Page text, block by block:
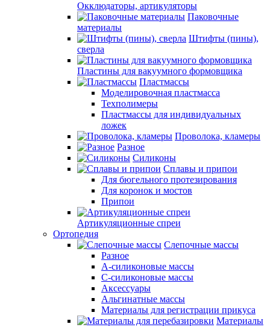
Окклюдаторы, артикуляторы
Паковочные
материалы
Штифты (пины),
сверла
Пластины для вакуумного формовщика
Пластмассы
Моделировочная пластмасса
Техполимеры
Пластмассы для индивидуальных
ложек
Проволока, кламеры
Разное
Силиконы
Сплавы и припои
Для бюгельного протезирования
Для коронок и мостов
Припои
Артикуляционные спреи
Ортопедия
Слепочные массы
Разное
А-силиконовые массы
С-силиконовые массы
Аксессуары
Альгинатные массы
Материалы для регистрации прикуса
Материалы